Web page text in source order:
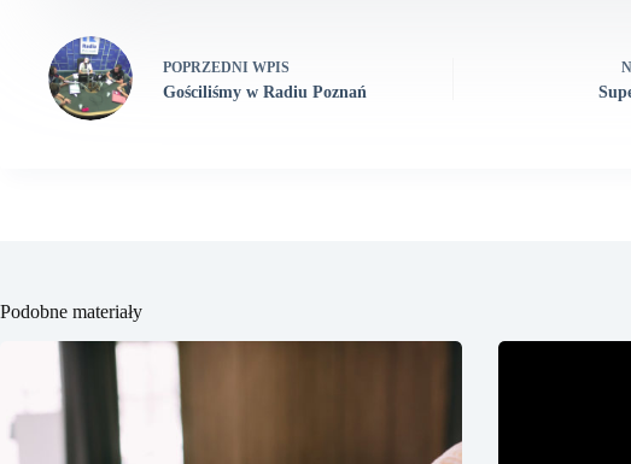
POPRZEDNI WPIS
Gościliśmy w Radiu Poznań
Podobne materiały